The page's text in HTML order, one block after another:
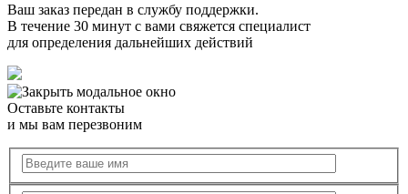
Ваш заказ передан в службу поддержки.
В течение 30 минут с вами свяжется специалист
для определения дальнейших действий
Оставьте контакты
и мы вам перезвоним